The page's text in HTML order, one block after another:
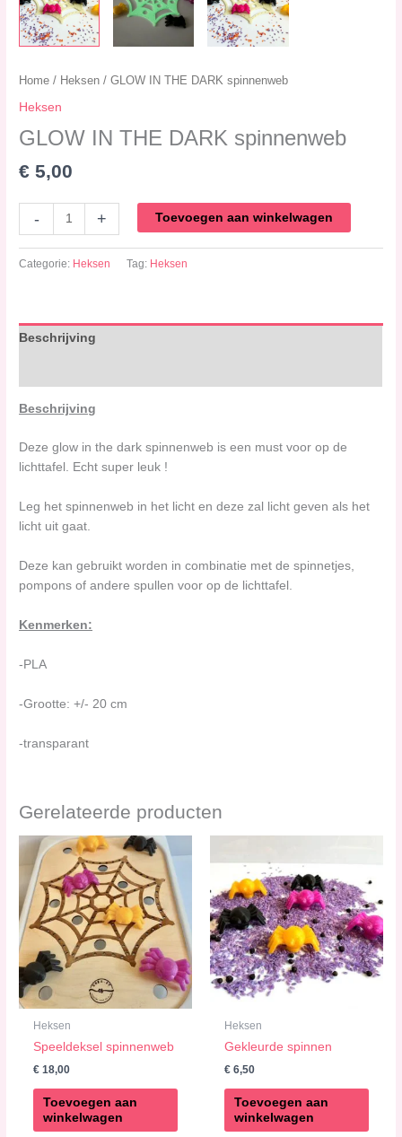
Home / Heksen / GLOW IN THE DARK spinnenweb
Heksen
GLOW IN THE DARK spinnenweb
€ 5,00
- + Toevoegen aan winkelwagen
Categorie: Heksen Tag: Heksen
Beschrijving
Beschrijving
Deze glow in the dark spinnenweb is een must voor op de
lichttafel. Echt super leuk !
Leg het spinnenweb in het licht en deze zal licht geven als het
licht uit gaat.
Deze kan gebruikt worden in combinatie met de spinnetjes,
pompons of andere spullen voor op de lichttafel.
Kenmerken:
-PLA
-Grootte: +/- 20 cm
-transparant
Gerelateerde producten
Heksen
Speeldeksel spinnenweb
€ 18,00
Toevoegen aan
winkelwagen
Heksen
Gekleurde spinnen
€ 6,50
Toevoegen aan
winkelwagen